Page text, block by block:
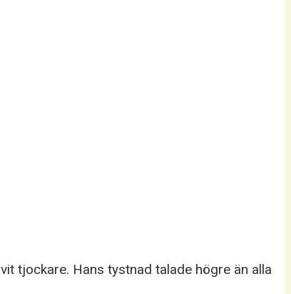
tjockare. Hans tystnad talade högre än alla